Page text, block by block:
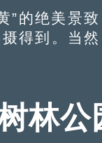
的绝美景致
得到。当
林公